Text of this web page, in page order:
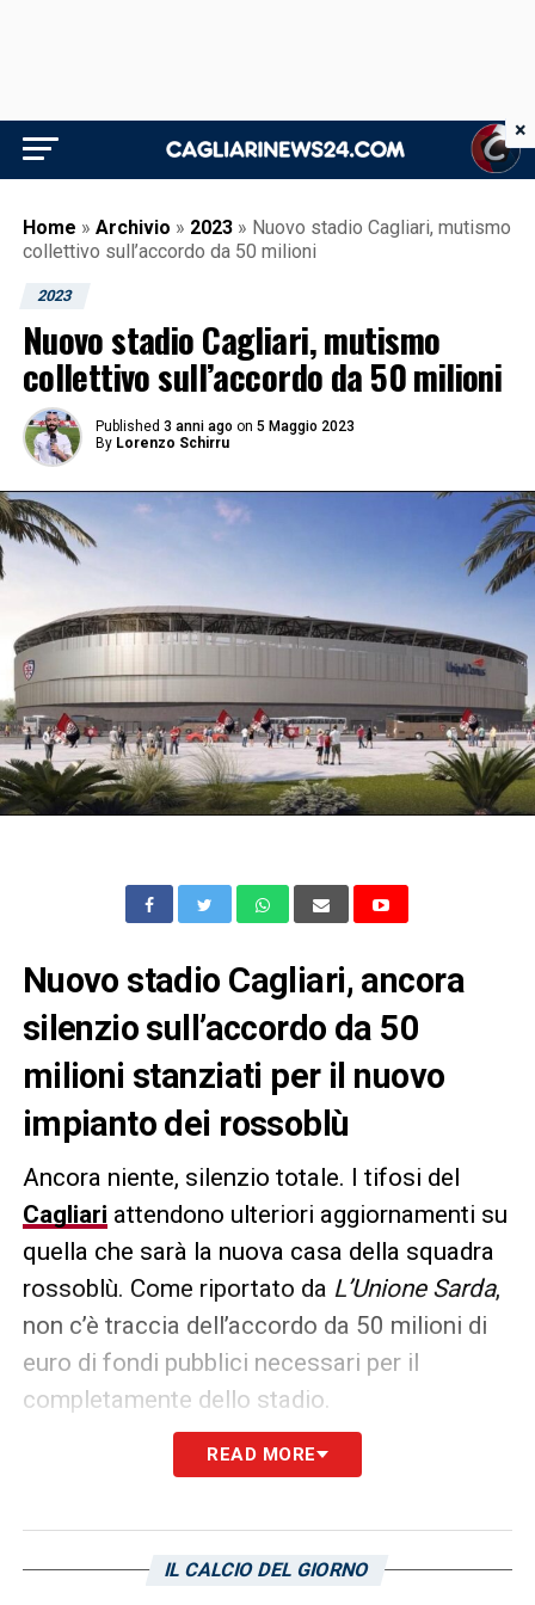
Home » Archivio » 2023 » Nuovo stadio Cagliari, mutismo
collettivo sull’accordo da 50 milioni
2023
Nuovo stadio Cagliari, mutismo
collettivo sull’accordo da 50 milioni
Published 3 anni ago on 5 Maggio 2023
By Lorenzo Schirru
Nuovo stadio Cagliari, ancora
silenzio sull’accordo da 50
milioni stanziati per il nuovo
impianto dei rossoblù
Ancora niente, silenzio totale. I tifosi del
Cagliari attendono ulteriori aggiornamenti su
quella che sarà la nuova casa della squadra
rossoblù. Come riportato da L’Unione Sarda,
non c’è traccia dell’accordo da 50 milioni di
euro di fondi pubblici necessari per il
completamente dello stadio.
L’amministrazione attende la bozza di
accordo di programma da parte della
casse del Comune. Ciò tuttavia è vincolato al
READ MORE
IL CALCIO DEL GIORNO
×